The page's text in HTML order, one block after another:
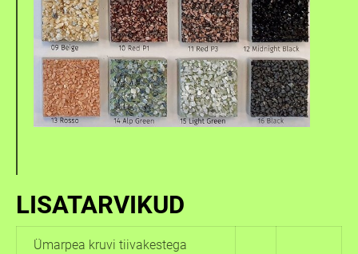
LISATARVIKUD
Ümarpea kruvi tiivakestega